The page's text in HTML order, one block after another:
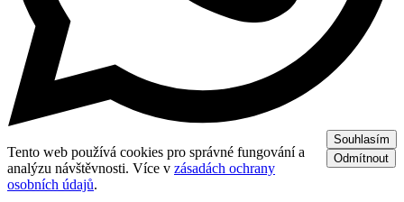
Tento web používá cookies pro správné fungování a
analýzu návštěvnosti. Více v zásadách ochrany
osobních údajů.
Souhlasím
Odmítnout